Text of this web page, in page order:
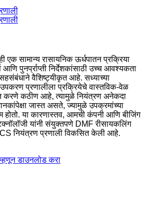
एक सामान्य रासायनिक ऊर्धपातन प्रक्रिया
आणि पुनर्प्राप्ती निर्देशकांसाठी उच्च आवश्यकता
सहसंबंधाने वैशिष्ट्यीकृत आहे. सध्याच्या
उपकरण प्रणालीला प्रक्रियेचे वास्तविक-वेळ
करणे कठीण आहे, त्यामुळे नियंत्रण अनेकदा
जास्त असते, ज्यामुळे उपक्रमांच्या
होतो. या कारणास्तव, आमची कंपनी आणि बीजिंग
यांनी संयुक्तपणे DMF रीसायकलिंग
नियंत्रण प्रणाली विकसित केली आहे.
डाउनलोड करा